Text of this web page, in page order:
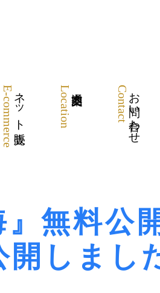
ネット販売
E-commerce Location お問い合わせ
Contact
』無料公
開しまし